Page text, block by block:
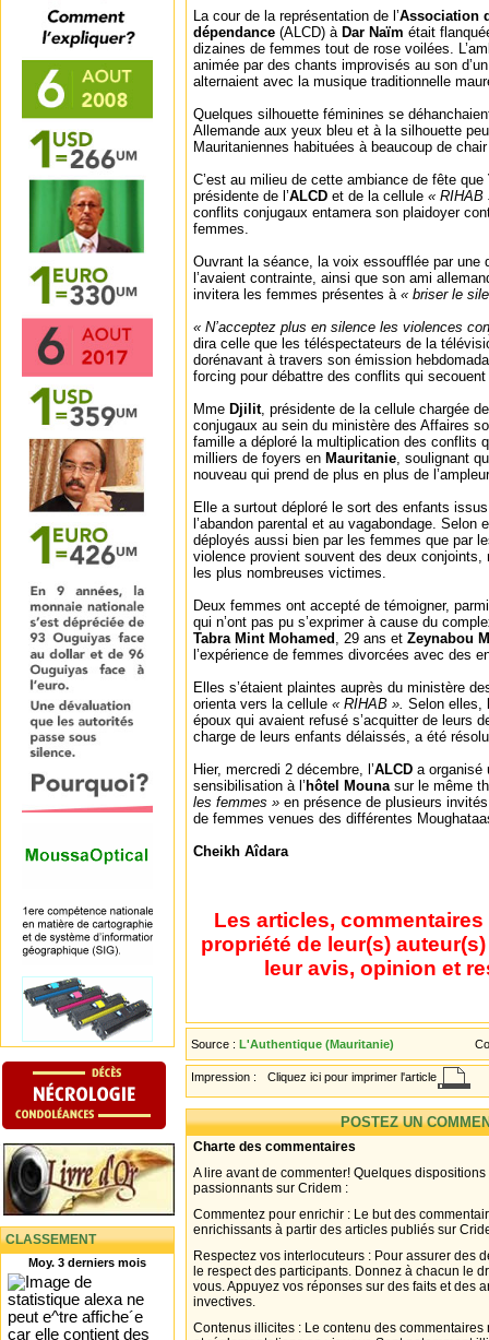
CLASSEMENT
Moy. 3 derniers mois
La cour de la représentation de l’Association
dépendance (ALCD) à Dar Naïm était
dizaines de femmes tout de rose voilées.
animée par des chants improvisés au son
alternaient avec la musique traditionnelle
Quelques silhouette féminines se
Allemande aux yeux bleu et à la silhouette
Mauritaniennes habituées à beaucoup de
C’est au milieu de cette ambiance de fête que
présidente de l’ALCD et de la cellule « RIHAB
conflits conjugaux entamera son plaidoyer
femmes.
Ouvrant la séance, la voix essoufflée par une
l’avaient contrainte, ainsi que son ami
invitera les femmes présentes à « briser le
« N’acceptez plus en silence les violences
dira celle que les téléspectateurs de la
dorénavant à travers son émission
forcing pour débattre des conflits qui
Mme Djilit, présidente de la cellule chargée
conjugaux au sein du ministère des Affaires
famille a déploré la multiplication des conflits
milliers de foyers en Mauritanie, soulignant
nouveau qui prend de plus en plus de
Elle a surtout déploré le sort des enfants
l’abandon parental et au vagabondage.
déployés aussi bien par les femmes que par
violence provient souvent des deux
les plus nombreuses victimes.
Deux femmes ont accepté de témoigner,
qui n’ont pas pu s’exprimer à cause du
Tabra Mint Mohamed , 29 ans et Zeynabou
l’expérience de femmes divorcées avec des
Elles s’étaient plaintes auprès du ministère
orienta vers la cellule « RIHAB ». Selon elles,
époux qui avaient refusé s’acquitter de leurs
charge de leurs enfants délaissés, a été
Hier, mercredi 2 décembre, l’ALCD a organisé
sensibilisation à l’ hôtel Mounasur le même
les femmes » en présence de plusieurs
de femmes venues des différentes
Cheikh Aîdara
Les articles,
propriété de leur(s)
leur avis, opinion et
Source : L'Authentique (Mauritanie)
Impression : Cliquez ici pour imprimer l'article
POSTEZ UN
Charte des commentaires
A lire avant de commenter! Quelques
passionnants sur Cridem :
Commentez pour enrichir : Le but des
enrichissants à partir des articles publiés sur
Respectez vos interlocuteurs : Pour assurer des
le respect des participants. Donnez à chacun le
vous. Appuyez vos réponses sur des faits et des
invectives.
Contenus illicites : Le contenu des